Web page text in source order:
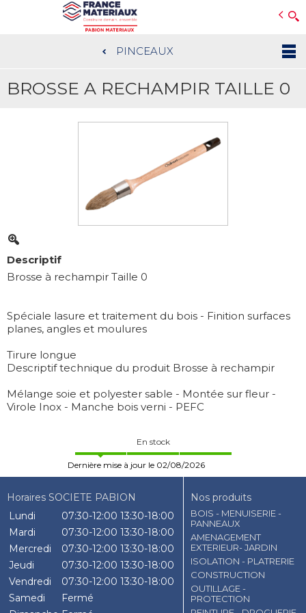
au
contenu
PINCEAUX
BROSSE A RECHAMPIR TAILLE 0
Descriptif
Brosse à rechampir Taille 0
Spéciale lasure et traitement du bois - Finition surfaces
planes, angles et moulures
Tirure longue
Descriptif technique du produit Brosse à rechampir
Mélange soie et polyester sable - Montée sur fleur -
Virole Inox - Manche bois verni - PEFC
En stock
Dernière mise à jour le 02/08/2026
Horaires SOCIETE PABION
Lundi
07:30-12:00 13:30-18:00
Mardi
07:30-12:00 13:30-18:00
Mercredi
07:30-12:00 13:30-18:00
Jeudi
07:30-12:00 13:30-18:00
Vendredi
07:30-12:00 13:30-18:00
Samedi
Fermé
Nos produits
BOIS - MENUISERIE -
PANNEAUX
AMENAGEMENT
EXTERIEUR- JARDIN
ISOLATION - PLATRERIE
CONSTRUCTION
OUTILLAGE -
PROTECTION